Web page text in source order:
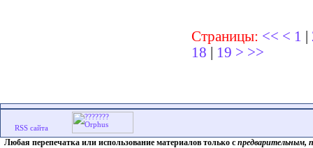
Страницы: << < 1
18
19 > >>
Любая перепечатка или использование материалов только с предварительным,